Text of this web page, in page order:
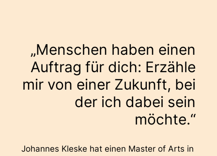
„Menschen haben einen
Auftrag für dich: Erzähle
mir von einer Zukunft, bei
der ich dabei sein
möchte.“
Johannes Kleske hat einen Master of Arts in